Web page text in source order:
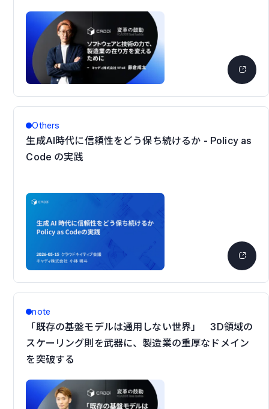
Others
生成AI時代に信頼性をどう保ち続けるか - Policy as
Code の実践
note
「既存の基盤モデルは通用しない世界」 3D領域の
スケーリング則を武器に、製造業の重厚なドメイン
を突破する